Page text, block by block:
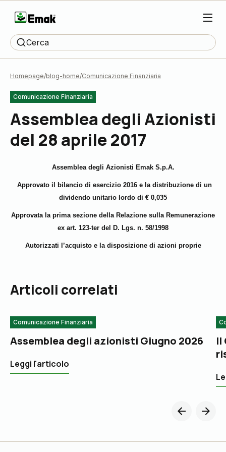
Cerca
Homepage blog-home Comunicazione Finanziaria
Comunicazione Finanziaria
Assemblea degli Azionisti
del 28 aprile 2017
Assemblea degli Azionisti Emak S.p.A.
Approvato il bilancio di esercizio 2016 e la distribuzione di un
dividendo unitario lordo di € 0,035
Approvata la prima sezione della Relazione sulla Remunerazione
ex art. 123-ter del D. Lgs. n. 58/1998
Autorizzati l’acquisto e la disposizione di azioni proprie
Articoli correlati
Comunicazione Finanziaria
Assemblea degli azionisti Giugno 2026
Leggi l'articolo
Il